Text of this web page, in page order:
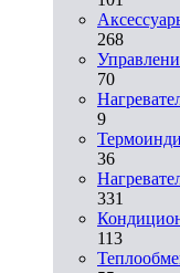
268
70
9
36
331
113